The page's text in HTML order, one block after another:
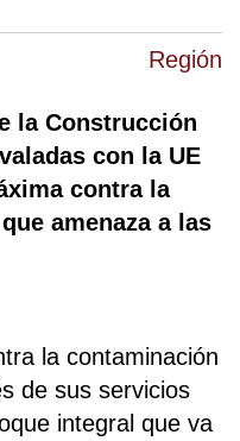
Región
la Construcción
con la UE
contra la
amenaza a las
la contaminación
de sus servicios
integral que va